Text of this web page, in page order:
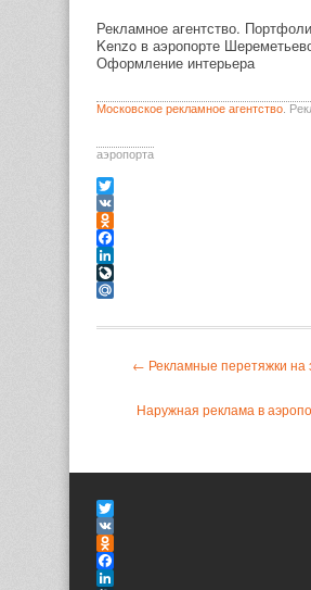
Рекламное агентство.
Kenzo в аэропорте
Оформление интерьера
Московское рекламное агентство .
аэропорта
Twitter
VK
Odnoklassniki
Facebook
LinkedIn
LiveJournal
← Рекламные перетяжки на
Наружная реклама в
Twitter
VK
Odnoklassniki
Facebook